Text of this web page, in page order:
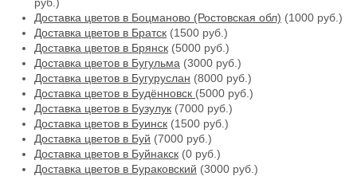
Доставка цветов в Боцманово (Ростовская обл) (1000 руб.)
Доставка цветов в Братск (1500 руб.)
Доставка цветов в Брянск (5000 руб.)
Доставка цветов в Бугульма (3000 руб.)
Доставка цветов в Бугуруслан (8000 руб.)
Доставка цветов в Будённовск (5000 руб.)
Доставка цветов в Бузулук (7000 руб.)
Доставка цветов в Буинск (1500 руб.)
Доставка цветов в Буй (7000 руб.)
Доставка цветов в Буйнакск (0 руб.)
Доставка цветов в Бураковский (3000 руб.)